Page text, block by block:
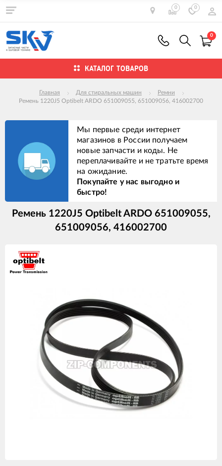
0 0
0
КАТАЛОГ ТОВАРОВ
Главная Для стиральных машин
Ремни
Ремень 1220J5 Optibelt ARDO 651009055, 651009056, 416002700
Мы первые среди интернет
магазинов в России получаем
новые запчасти и коды. Не
переплачивайте и не тратьте время
на ожидание.
Покупайте у нас выгодно и
быстро!
Ремень 1220J5 Optibelt ARDO 651009055,
651009056, 416002700
Изображения
товаров